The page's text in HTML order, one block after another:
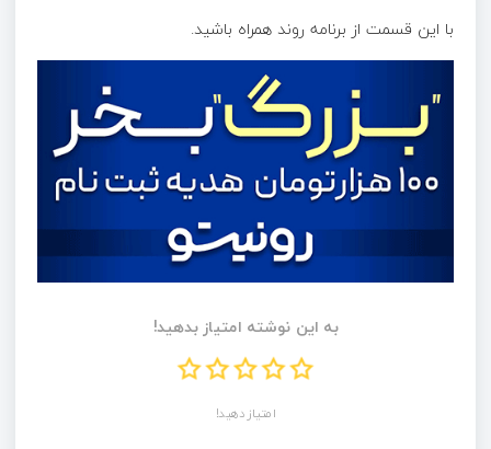
با این قسمت از برنامه روند همراه باشید.
به این نوشته امتیاز بدهید!
امتیاز دهید!